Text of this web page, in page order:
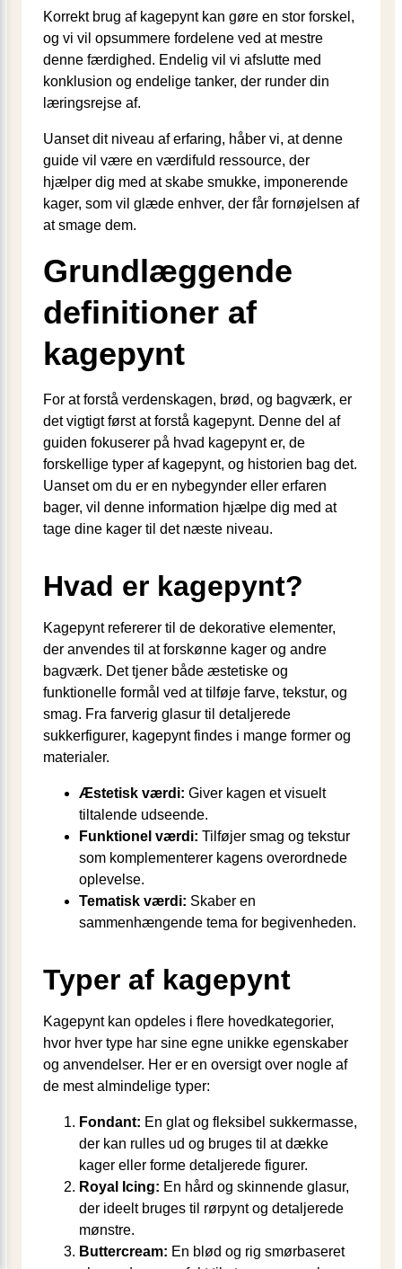
Korrekt brug af kagepynt kan gøre en stor forskel,
og vi vil opsummere fordelene ved at mestre
denne færdighed. Endelig vil vi afslutte med
konklusion og endelige tanker, der runder din
læringsrejse af.
Uanset dit niveau af erfaring, håber vi, at denne
guide vil være en værdifuld ressource, der
hjælper dig med at skabe smukke, imponerende
kager, som vil glæde enhver, der får fornøjelsen af
at smage dem.
Grundlæggende
definitioner af
kagepynt
For at forstå verdenskagen, brød, og bagværk, er
det vigtigt først at forstå kagepynt. Denne del af
guiden fokuserer på hvad kagepynt er, de
forskellige typer af kagepynt, og historien bag det.
Uanset om du er en nybegynder eller erfaren
bager, vil denne information hjælpe dig med at
tage dine kager til det næste niveau.
Hvad er kagepynt?
Kagepynt refererer til de dekorative elementer,
der anvendes til at forskønne kager og andre
bagværk. Det tjener både æstetiske og
funktionelle formål ved at tilføje farve, tekstur, og
smag. Fra farverig glasur til detaljerede
sukkerfigurer, kagepynt findes i mange former og
materialer.
Æstetisk værdi: Giver kagen et visuelt
tiltalende udseende.
Funktionel værdi: Tilføjer smag og tekstur
som komplementerer kagens overordnede
oplevelse.
Tematisk værdi: Skaber en
sammenhængende tema for begivenheden.
Typer af kagepynt
Kagepynt kan opdeles i flere hovedkategorier,
hvor hver type har sine egne unikke egenskaber
og anvendelser. Her er en oversigt over nogle af
de mest almindelige typer:
Fondant: En glat og fleksibel sukkermasse,
der kan rulles ud og bruges til at dække
kager eller forme detaljerede figurer.
Royal Icing: En hård og skinnende glasur,
der ideelt bruges til rørpynt og detaljerede
mønstre.
Buttercream: En blød og rig smørbaseret